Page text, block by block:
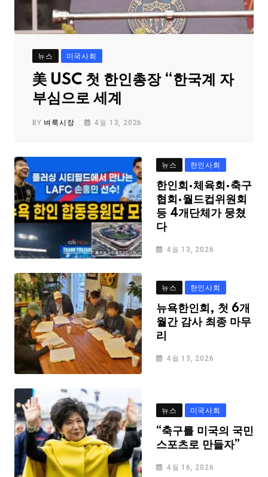
뉴스 미국사회
美 USC 첫 한인총장 “한국계 자
부심으로 세계
BY 벼룩시장 4월 13, 2026
뉴스 한인사회
한인회·체육회·축구
협회·월드컵위원회
등 4개단체가 뭉쳤
다
4월 13, 2026
뉴스 한인사회
뉴욕한인회, 첫 6개
월간 감사 최종 마무
리
4월 13, 2026
뉴스 미국사회
“축구를 미국의 국민
스포츠로 만들자”
4월 16, 2026